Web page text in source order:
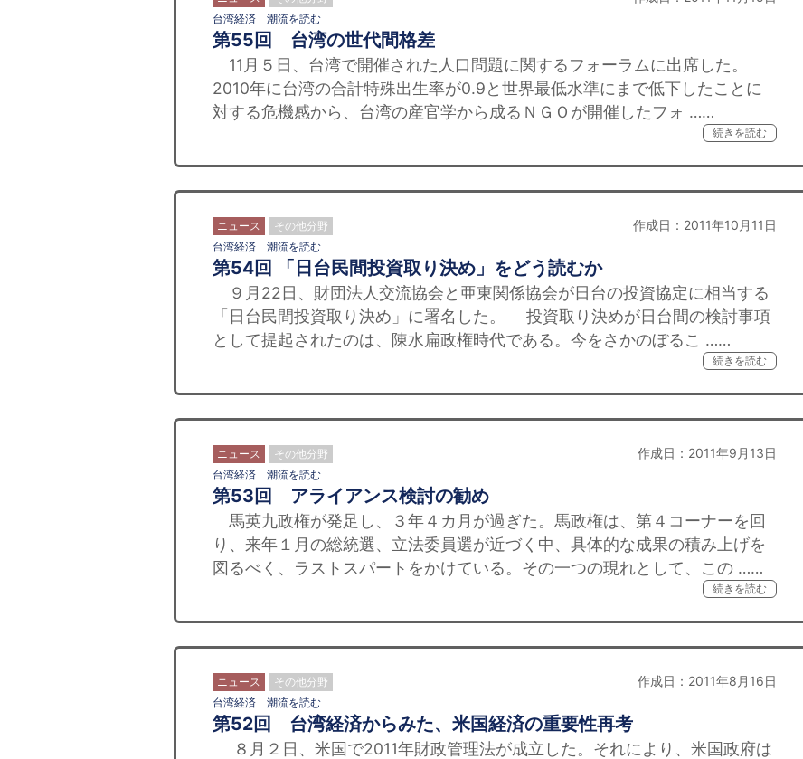
台湾経済 潮流を読む
第55回 台湾の世代間格差
11月５日、台湾で開催された人口問題に関するフォーラムに出席した。
2010年に台湾の合計特殊出生率が0.9と世界最低水準にまで低下したことに
対する危機感から、台湾の産官学から成るＮＧＯが開催したフォ ……
続きを読む
ニュース その他分野 作成日：2011年10月11日
台湾経済 潮流を読む
第54回 「日台民間投資取り決め」をどう読むか
９月22日、財団法人交流協会と亜東関係協会が日台の投資協定に相当する
「日台民間投資取り決め」に署名した。 投資取り決めが日台間の検討事項
として提起されたのは、陳水扁政権時代である。今をさかのぼるこ ……
続きを読む
ニュース その他分野 作成日：2011年9月13日
台湾経済 潮流を読む
第53回 アライアンス検討の勧め
馬英九政権が発足し、３年４カ月が過ぎた。馬政権は、第４コーナーを回
り、来年１月の総統選、立法委員選が近づく中、具体的な成果の積み上げを
図るべく、ラストスパートをかけている。その一つの現れとして、この ……
続きを読む
ニュース その他分野 作成日：2011年8月16日
台湾経済 潮流を読む
第52回 台湾経済からみた、米国経済の重要性再考
８月２日、米国で2011年財政管理法が成立した。それにより、米国政府は